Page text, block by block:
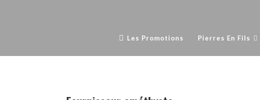
Les Promotions Pierres En Fils